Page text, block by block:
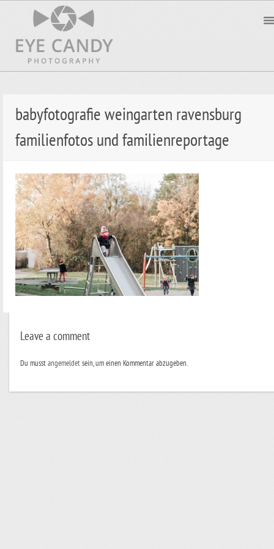
babyfotografie weingarten ravensburg
familienfotos und familienreportage
Leave a comment
Du musstangemeldetsein, um einen Kommentar abzugeben.